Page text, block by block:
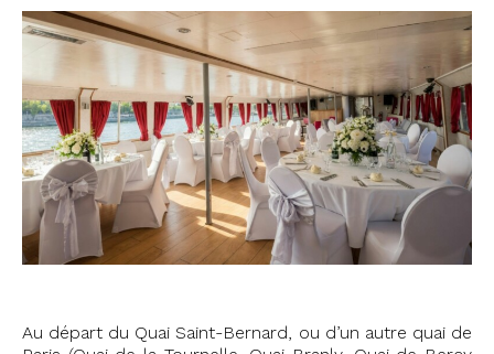
Au départ du Quai Saint-Bernard, ou d’un autre quai de